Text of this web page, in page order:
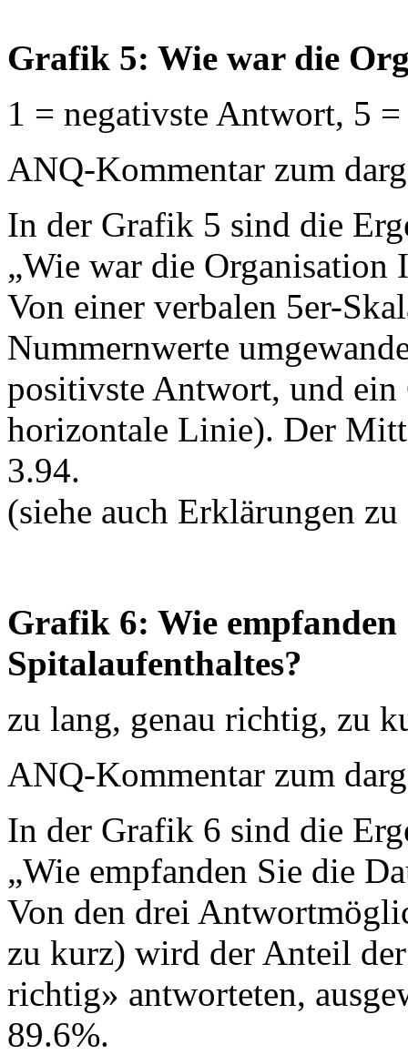
Grafik 5: Wie war die
1 = negativste Antwort, 5
ANQ-Kommentar zum
In der Grafik 5 sind die
„Wie war die Organisation
Von einer verbalen 5er-
Nummernwerte
positivste Antwort, und ein
horizontale Linie). Der
3.94.
(siehe auch Erklärungen
Grafik 6: Wie empfanden
Spitalaufenthaltes?
zu lang, genau richtig, zu
ANQ-Kommentar zum
In der Grafik 6 sind die
„Wie empfanden Sie die
Von den drei
zu kurz) wird der Anteil
richtig» antworteten,
89.6%.